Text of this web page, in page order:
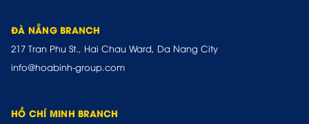
ĐÀ NẴNG BRANCH
217 Tran Phu St., Hai Chau Ward, Da Nang City
info@hoabinh-group.com
HỒ CHÍ MINH BRANCH